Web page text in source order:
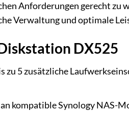
Anforderungen gerecht zu
Verwaltung und optimale
DX525
zu 5 zusätzliche
kompatible Synology NAS-